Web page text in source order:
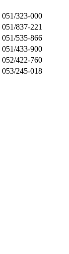
051/323-000
051/837-221
051/535-866
051/433-900
052/422-760
053/245-018